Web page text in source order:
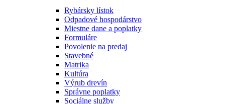
Rybársky lístok
Odpadové hospodárstvo
Miestne dane a poplatky
Formuláre
Povolenie na predaj
Stavebné
Matrika
Kultúra
Výrub drevín
Správne poplatky
Sociálne služby